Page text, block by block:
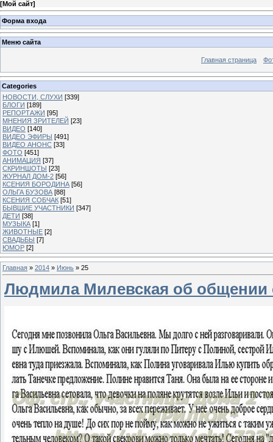
[Мой сайт]
Форма входа
Меню сайта
Главная страница
Categories
НОВОСТИ, СЛУХИ [339]
БЛОГИ [189]
РЕПОРТАЖИ [95]
МНЕНИЯ ЗРИТЕЛЕЙ [23]
ВИДЕО [140]
ВИДЕО ЭФИРЫ [491]
ВИДЕО АНОНС [33]
ФОТО [451]
АНИМАЦИЯ [37]
СКРИНШОТЫ [23]
ЖУРНАЛ ДОМ-2 [56]
КСЕНИЯ БОРОДИНА [56]
ОЛЬГА БУЗОВА [88]
КСЕНИЯ СОБЧАК [51]
БЫВШИЕ УЧАСТНИКИ [347]
ДЕТИ [38]
МУЗЫКА [1]
ЖИВОТНЫЕ [2]
СВАДЬБЫ [7]
ЮМОР [2]
Главная » 2014 » Июнь » 25
Людмила Милевская об общении